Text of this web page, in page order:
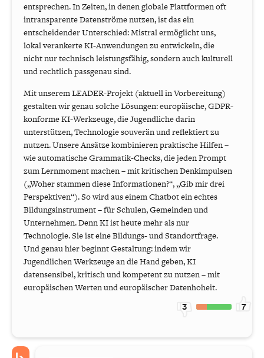
entsprechen. In Zeiten, in denen globale Plattformen oft
intransparente Datenströme nutzen, ist das ein
entscheidender Unterschied: Mistral ermöglicht uns,
lokal verankerte KI-Anwendungen zu entwickeln, die
nicht nur technisch leistungsfähig, sondern auch kulturell
und rechtlich passgenau sind.
Mit unserem LEADER-Projekt (aktuell in Vorbereitung)
gestalten wir genau solche Lösungen: europäische, GDPR-
konforme KI-Werkzeuge, die Jugendliche darin
unterstützen, Technologie souverän und reflektiert zu
nutzen. Unsere Ansätze kombinieren praktische Hilfen –
wie automatische Grammatik-Checks, die jeden Prompt
zum Lernmoment machen – mit kritischen Denkimpulsen
(„Woher stammen diese Informationen?“, „Gib mir drei
Perspektiven“). So wird aus einem Chatbot ein echtes
Bildungsinstrument – für Schulen, Gemeinden und
Unternehmen. Denn KI ist heute mehr als nur
Technologie. Sie ist eine Bildungs- und Standortfrage.
Und genau hier beginnt Gestaltung: indem wir
Jugendlichen Werkzeuge an die Hand geben, KI
datensensibel, kritisch und kompetent zu nutzen – mit
europäischen Werten und europäischer Datenhoheit.
3 7